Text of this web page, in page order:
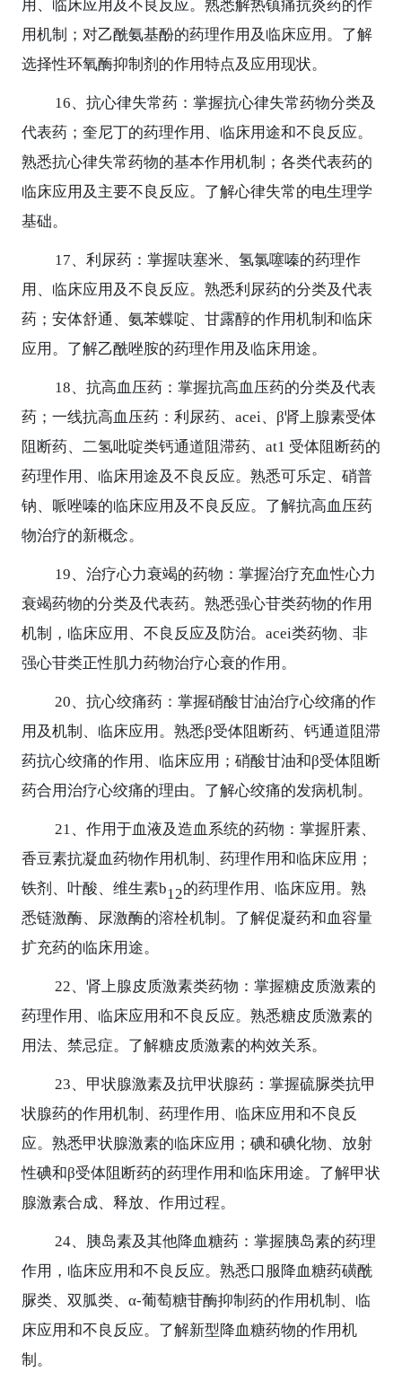
用、临床应用及不良反应。熟悉解热镇痛抗炎药的作
用机制；对乙酰氨基酚的药理作用及临床应用。了解
选择性环氧酶抑制剂的作用特点及应用现状。
16、抗心律失常药：掌握抗心律失常药物分类及
代表药；奎尼丁的药理作用、临床用途和不良反应。
熟悉抗心律失常药物的基本作用机制；各类代表药的
临床应用及主要不良反应。了解心律失常的电生理学
基础。
17、利尿药：掌握呋塞米、氢氯噻嗪的药理作
用、临床应用及不良反应。熟悉利尿药的分类及代表
药；安体舒通、氨苯蝶啶、甘露醇的作用机制和临床
应用。了解乙酰唑胺的药理作用及临床用途。
18、抗高血压药：掌握抗高血压药的分类及代表
药；一线抗高血压药：利尿药、 acei、 β肾上腺素受体
阻断药、二氢吡啶类钙通道阻滞药、 at1 受体阻断药的
药理作用、临床用途及不良反应。熟悉可乐定、硝普
钠、哌唑嗪的临床应用及不良反应。了解抗高血压药
物治疗的新概念。
19、治疗心力衰竭的药物：掌握治疗充血性心力
衰竭药物的分类及代表药。熟悉强心苷类药物的作用
机制，临床应用、不良反应及防治。 acei类药物、非
强心苷类正性肌力药物治疗心衰的作用。
20、抗心绞痛药：掌握硝酸甘油治疗心绞痛的作
用及机制、临床应用。熟悉β受体阻断药、钙通道阻滞
药抗心绞痛的作用、临床应用；硝酸甘油和β受体阻断
药合用治疗心绞痛的理由。了解心绞痛的发病机制。
21、作用于血液及造血系统的药物：掌握肝素、
香豆素抗凝血药物作用机制、药理作用和临床应用；
铁剂、叶酸、维生素b12的药理作用、临床应用。熟
悉链激酶、尿激酶的溶栓机制。了解促凝药和血容量
扩充药的临床用途。
22、肾上腺皮质激素类药物：掌握糖皮质激素的
药理作用、临床应用和不良反应。熟悉糖皮质激素的
用法、禁忌症。了解糖皮质激素的构效关系。
23、甲状腺激素及抗甲状腺药：掌握硫脲类抗甲
状腺药的作用机制、药理作用、临床应用和不良反
应。熟悉甲状腺激素的临床应用；碘和碘化物、放射
性碘和β受体阻断药的药理作用和临床用途。了解甲状
腺激素合成、释放、作用过程。
24、胰岛素及其他降血糖药：掌握胰岛素的药理
作用，临床应用和不良反应。熟悉口服降血糖药磺酰
脲类、双胍类、 α-葡萄糖苷酶抑制药的作用机制、临
床应用和不良反应。了解新型降血糖药物的作用机
制。